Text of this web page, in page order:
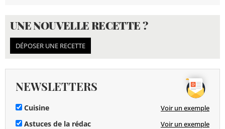
UNE NOUVELLE RECETTE ?
DÉPOSER UNE RECETTE
NEWSLETTERS
Cuisine Voir un exemple
Astuces de la rédac Voir un exemple